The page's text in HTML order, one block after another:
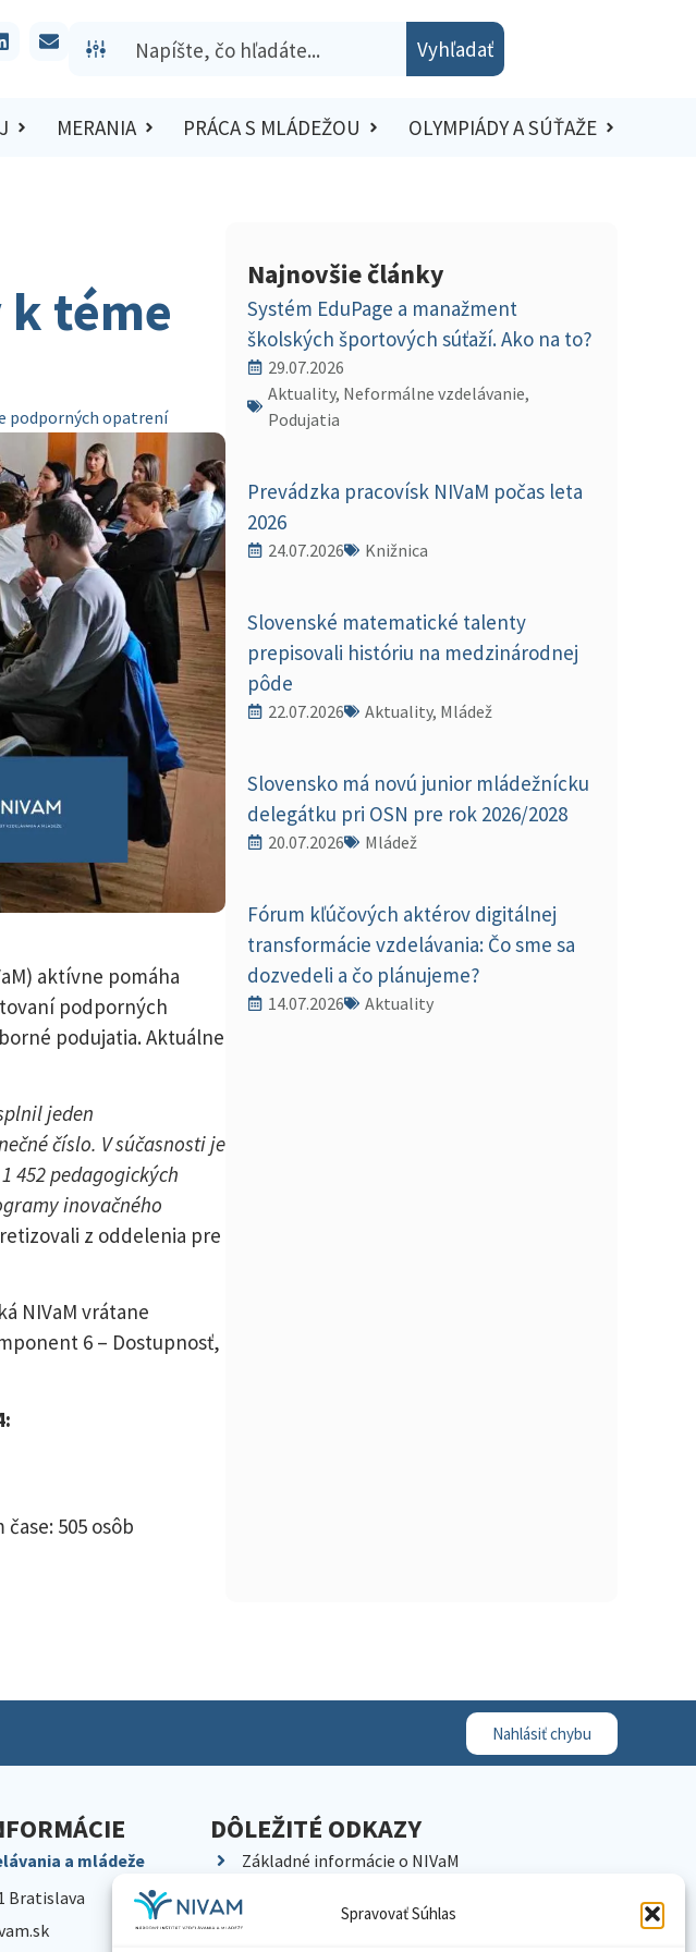
Spravovať Súhlas
Vyhľadať
MERANIA PRÁCA S MLÁDEŽOU OLYMPIÁDY A SÚŤAŽE
téme
podporných opatrení
aktívne pomáha
podporných
podujatia. Aktuálne
jeden
číslo. V súčasnosti je
452 pedagogických
inovačného
z oddelenia pre
NIVaM vrátane
6 – Dostupnosť,
505 osôb
Najnovšie články
Systém EduPage a manažment
školských športových súťaží. Ako na to?
29.07.2026
Aktuality, Neformálne vzdelávanie,
Podujatia
Prevádzka pracovísk NIVaM počas leta
2026
24.07.2026 Knižnica
Slovenské matematické talenty
prepisovali históriu na medzinárodnej
pôde
22.07.2026 Aktuality, Mládež
Slovensko má novú junior mládežnícku
delegátku pri OSN pre rok 2026/2028
20.07.2026 Mládež
Fórum kľúčových aktérov digitálnej
transformácie vzdelávania: Čo sme sa
dozvedeli a čo plánujeme?
14.07.2026 Aktuality
Nahlásiť chybu
a mládeže
Bratislava
DÔLEŽITÉ ODKAZY
Základné informácie o NIVaM
Kontakty
Kariéra